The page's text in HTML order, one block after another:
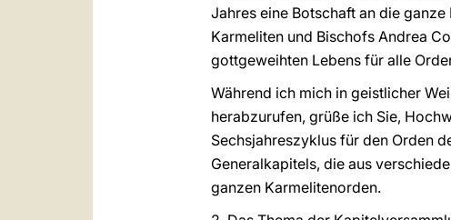
Jahres eine Botschaft an die
Karmeliten und Bischofs Andrea
gottgeweihten Lebens für alle
Während ich mich in geistlicher
herabzurufen, grüße ich Sie,
Sechsjahreszyklus für den Orden
Generalkapitels, die aus
ganzen Karmelitenorden.